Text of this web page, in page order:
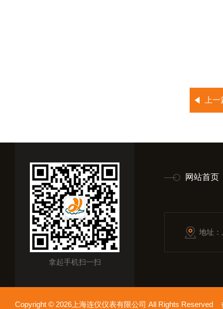
上
拿起手机扫一扫
网站首页
地址
Copyright © 2026上海连仪仪表有限公司 All Rights Reserved